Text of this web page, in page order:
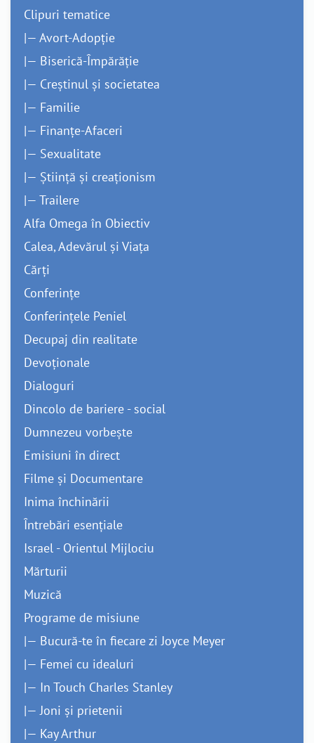
Clipuri tematice
|— Avort-Adopție
|— Biserică-Împărăție
|— Creștinul și societatea
|— Familie
|— Finanțe-Afaceri
|— Sexualitate
|— Știință și creaționism
|— Trailere
Alfa Omega în Obiectiv
Calea, Adevărul și Viața
Cărți
Conferințe
Conferințele Peniel
Decupaj din realitate
Devoționale
Dialoguri
Dincolo de bariere - social
Dumnezeu vorbește
Emisiuni în direct
Filme și Documentare
Inima închinării
Întrebări esențiale
Israel - Orientul Mijlociu
Mărturii
Muzică
Programe de misiune
|— Bucură-te în fiecare zi Joyce Meyer
|— Femei cu idealuri
|— In Touch Charles Stanley
|— Joni și prietenii
|— Kay Arthur